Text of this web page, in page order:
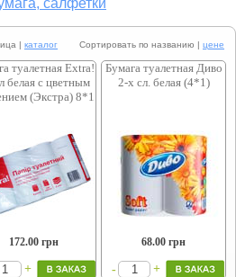
салфетки
| каталог Сортировать по названию | цене
туалетная Extra!
белая с цветным
(Экстра) 8*1
172.00 грн
+
Бумага туалетная Диво
2-х сл. белая (4*1)
68.00 грн
-
+